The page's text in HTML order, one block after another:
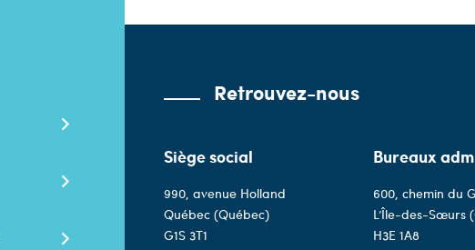
Retrouvez-nous
Siège social
990, avenue Holland
Québec (Québec)
G1S 3T1
Bureaux
600, chemin du
L’Île-des-Sœurs
H3E 1A8